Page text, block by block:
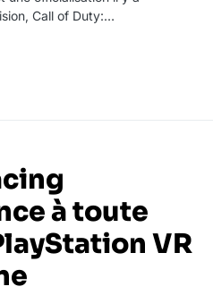
Call of Duty:…
à toute
VR